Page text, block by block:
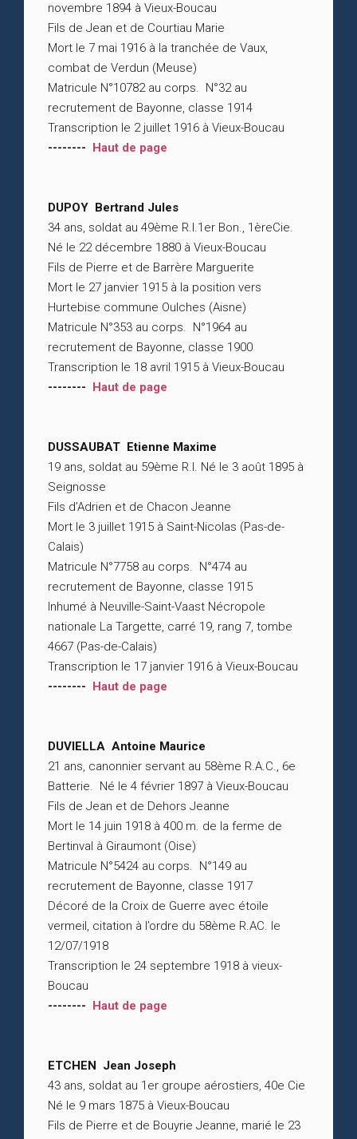
novembre 1894 à Vieux-Boucau
Fils de Jean et de Courtiau Marie
Mort le 7 mai 1916 à la tranchée de Vaux,
combat de Verdun (Meuse)
Matricule N°10782 au corps. N°32 au
recrutement de Bayonne, classe 1914
Transcription le 2 juillet 1916 à Vieux-Boucau
-------- Haut de page
DUPOY Bertrand Jules
34 ans, soldat au 49ème R.I.1er Bon., 1èreCie.
Né le 22 décembre 1880 à Vieux-Boucau
Fils de Pierre et de Barrère Marguerite
Mort le 27 janvier 1915 à la position vers
Hurtebise commune Oulches (Aisne)
Matricule N°353 au corps. N°1964 au
recrutement de Bayonne, classe 1900
Transcription le 18 avril 1915 à Vieux-Boucau
-------- Haut de page
DUSSAUBAT Etienne Maxime
19 ans, soldat au 59ème R.I. Né le 3 août 1895 à
Seignosse
Fils d’Adrien et de Chacon Jeanne
Mort le 3 juillet 1915 à Saint-Nicolas (Pas-de-
Calais)
Matricule N°7758 au corps. N°474 au
recrutement de Bayonne, classe 1915
Inhumé à Neuville-Saint-Vaast Nécropole
nationale La Targette, carré 19, rang 7, tombe
4667 (Pas-de-Calais)
Transcription le 17 janvier 1916 à Vieux-Boucau
-------- Haut de page
DUVIELLA Antoine Maurice
21 ans, canonnier servant au 58ème R.A.C., 6e
Batterie. Né le 4 février 1897 à Vieux-Boucau
Fils de Jean et de Dehors Jeanne
Mort le 14 juin 1918 à 400 m. de la ferme de
Bertinval à Giraumont (Oise)
Matricule N°5424 au corps. N°149 au
recrutement de Bayonne, classe 1917
Décoré de la Croix de Guerre avec étoile
vermeil, citation à l’ordre du 58ème R.AC. le
12/07/1918
Transcription le 24 septembre 1918 à vieux-
Boucau
-------- Haut de page
ETCHEN Jean Joseph
43 ans, soldat au 1er groupe aérostiers, 40e Cie
Né le 9 mars 1875 à Vieux-Boucau
Fils de Pierre et de Bouyrie Jeanne, marié le 23